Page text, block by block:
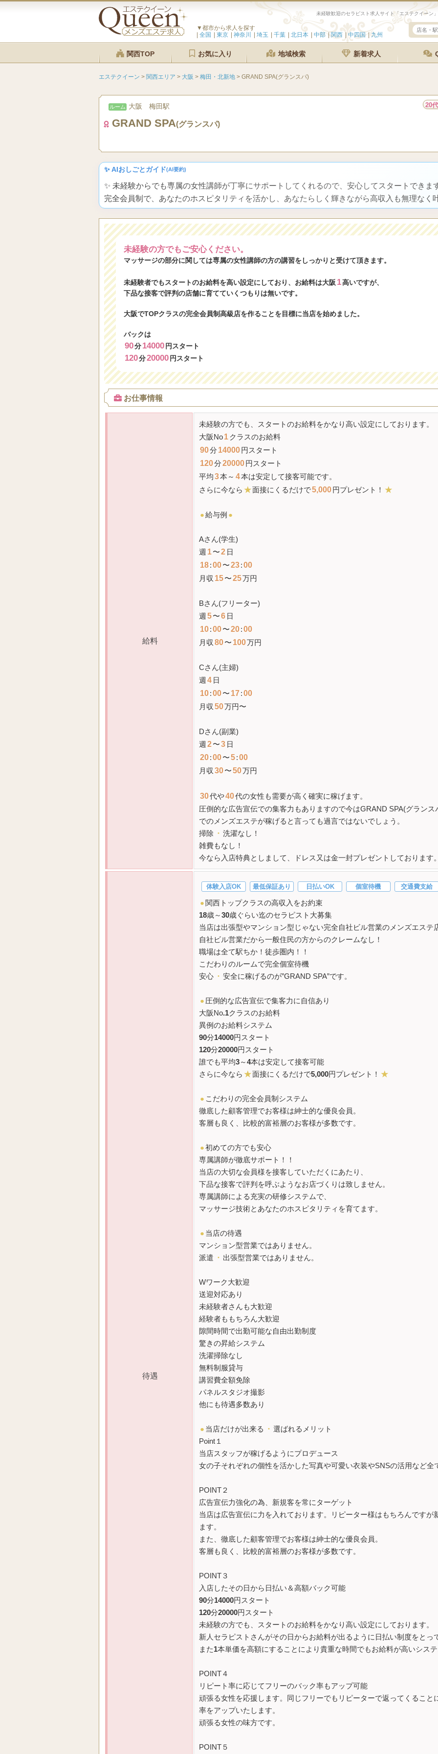
▼都市から求人を探す
全国
東京 神奈川 埼玉 千葉 北日本 中部 関西 中四国 九州
関西TOP お気に入り 地域検索 新着求人
エステクイーン > 関西エリア > 大阪 > 梅田・北新地 > GRAND SPA(グランスパ)
ルーム 大阪 梅田駅 20
GRAND SPA(グランスパ)
✨ AIおしごとガイド(AI要約)
✨ 未経験からでも専属の女性講師が丁寧にサポートしてくれるので、安心してスタートできま
完全会員制で、あなたのホスピタリティを活かし、あなたらしく輝きながら高収入も無理なく
未経験の方でもご安心ください。
マッサージの部分に関しては専属の女性講師の方の講習をしっかりと受けて頂きます。
未経験者でもスタートのお給料を高い設定にしており、お給料は大阪 1高いですが、
下品な接客で評判の店舗に育てていくつもりは無いです。
大阪でTOPクラスの完全会員制高級店を作ることを目標に当店を始めました。
バックは
90分14000 円スタート
120分20000 円スタート
お仕事情報
給料
未経験の方でも、スタートのお給料をかなり高い設定にしております。
大阪No1 クラスのお給料
90分 14000円スタート
120分20000円スタート
平均3本～ 4本は安定して接客可能です。
さらに今なら ★面接にくるだけで5,000円プレゼント！ ★
●給与例 ●
Aさん(学生)
週 1〜2 日
18:00〜23:00
月収 15〜25万円
Bさん(フリーター)
週 5〜6 日
10:00〜20:00
月収 80〜 100万円
Cさん(主婦)
週 4 日
10:00〜 17:00
月収 50万円〜
Dさん(副業)
週 2〜3 日
20:00〜5:00
月収 30〜50万円
30代や40代の女性も需要が高く確実に稼げます。
圧倒的な広告宣伝での集客力もありますので今はGRAND SPA(グランス
でのメンズエステが稼げると言っても過言ではないでしょう。
掃除 ・ 洗濯なし！
雑費もなし！
今なら入店特典としまして、ドレス又は金一封プレゼントしております
待遇
体験入店OK 最低保証あり 日払いOK 個室待機 交通費支給
● 関西トップクラスの高収入をお約束
18歳～30歳ぐらい迄のセラピスト大募集
当店は出張型やマンション型じゃない完全自社ビル営業のメンズエステ
自社ビル営業だから一般住民の方からのクレームなし！
職場は全て駅ちか！徒歩圏内！！
こだわりのルームで完全個室待機
安心 ・ 安全に稼げるのが”GRAND SPA”です。
● 圧倒的な広告宣伝で集客力に自信あり
大阪No.1クラスのお給料
異例のお給料システム
90分14000円スタート
120分20000円スタート
誰でも平均3～4本は安定して接客可能
さらに今なら ★面接にくるだけで5,000円プレゼント！ ★
● こだわりの完全会員制システム
徹底した顧客管理でお客様は紳士的な優良会員。
客層も良く、比較的富裕層のお客様が多数です。
●初めての方でも安心
専属講師が徹底サポート！！
当店の大切な会員様を接客していただくにあたり、
下品な接客で評判を呼ぶようなお店づくりは致しません。
専属講師による充実の研修システムで、
マッサージ技術とあなたのホスピタリティを育てます。
● 当店の待遇
マンション型営業ではありません。
派遣 ・ 出張型営業ではありません。
Wワーク大歓迎
送迎対応あり
未経験者さんも大歓迎
経験者ももちろん大歓迎
隙間時間で出勤可能な自由出勤制度
驚きの昇給システム
洗濯掃除なし
無料制服貸与
講習費全額免除
パネルスタジオ撮影
他にも待遇多数あり
● 当店だけが出来る ・ 選ばれるメリット
Point１
当店スタッフが稼げるようにプロデュース
女の子それぞれの個性を活かした写真や可愛い衣装やSNSの活用など全
POINT２
広告宣伝力強化の為、新規客を常にターゲット
当店は広告宣伝に力を入れております。リピーター様はもちろんですが
ます。
また、徹底した顧客管理でお客様は紳士的な優良会員。
客層も良く、比較的富裕層のお客様が多数です。
POINT３
入店したその日から日払い＆高額バック可能
90分14000円スタート
120分20000円スタート
未経験の方でも、スタートのお給料をかなり高い設定にしております。
新人セラピストさんがその日からお給料が出るように日払い制度をとっ
また1本単価を高額にすることにより貴重な時間でもお給料が高いシス
POINT４
リピート率に応じてフリーのバック率もアップ可能
頑張る女性を応援します。同じフリーでもリピーターで返ってくること
率をアップいたします。
頑張る女性の味方です。
POINT５